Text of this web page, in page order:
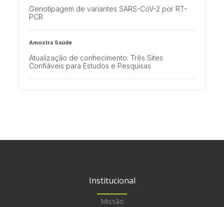
Genotipagem de variantes SARS-CoV-2 por RT-
PCR
Amostra Saúde
Atualização de conhecimento: Três Sites
Confiáveis para Estudos e Pesquisas
Institucional
Missão